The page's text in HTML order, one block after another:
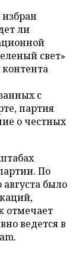
ли
свет»
с
партия
о честных
По
было
отмечает
ведется в